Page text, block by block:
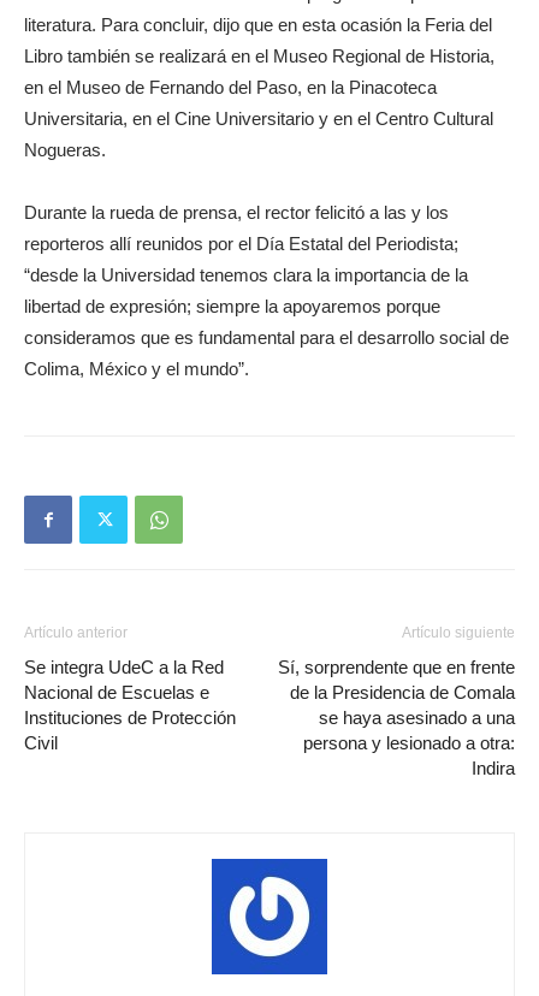
literatura. Para concluir, dijo que en esta ocasión la Feria del
Libro también se realizará en el Museo Regional de Historia,
en el Museo de Fernando del Paso, en la Pinacoteca
Universitaria, en el Cine Universitario y en el Centro Cultural
Nogueras.
Durante la rueda de prensa, el rector felicitó a las y los
reporteros allí reunidos por el Día Estatal del Periodista;
“desde la Universidad tenemos clara la importancia de la
libertad de expresión; siempre la apoyaremos porque
consideramos que es fundamental para el desarrollo social de
Colima, México y el mundo”.
Artículo anterior
Se integra UdeC a la Red
Nacional de Escuelas e
Instituciones de Protección
Civil
Artículo siguiente
Sí, sorprendente que en frente
de la Presidencia de Comala
se haya asesinado a una
persona y lesionado a otra:
Indira